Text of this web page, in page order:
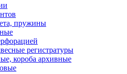
пружины
регистратуры
короба архивные